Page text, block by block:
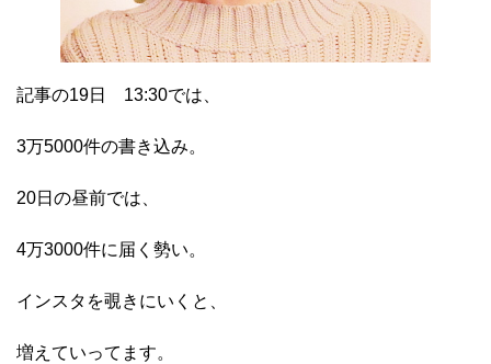
記事の19日 13:30では、
3万5000件の書き込み。
20日の昼前では、
4万3000件に届く勢い。
インスタを覗きにいくと、
増えていってます。